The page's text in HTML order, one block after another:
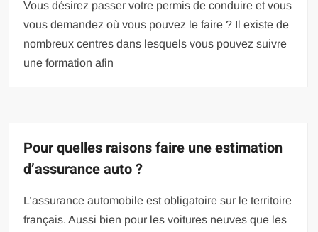
Vous désirez passer votre permis de conduire et vous
vous demandez où vous pouvez le faire ? Il existe de
nombreux centres dans lesquels vous pouvez suivre
une formation afin
Pour quelles raisons faire une estimation
d’assurance auto ?
L’assurance automobile est obligatoire sur le territoire
français. Aussi bien pour les voitures neuves que les